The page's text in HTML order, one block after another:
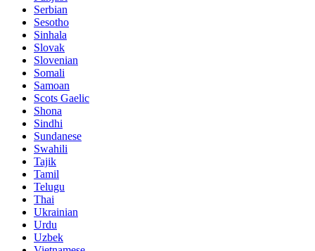
Serbian
Sesotho
Sinhala
Slovak
Slovenian
Somali
Samoan
Scots Gaelic
Shona
Sindhi
Sundanese
Swahili
Tajik
Tamil
Telugu
Thai
Ukrainian
Urdu
Uzbek